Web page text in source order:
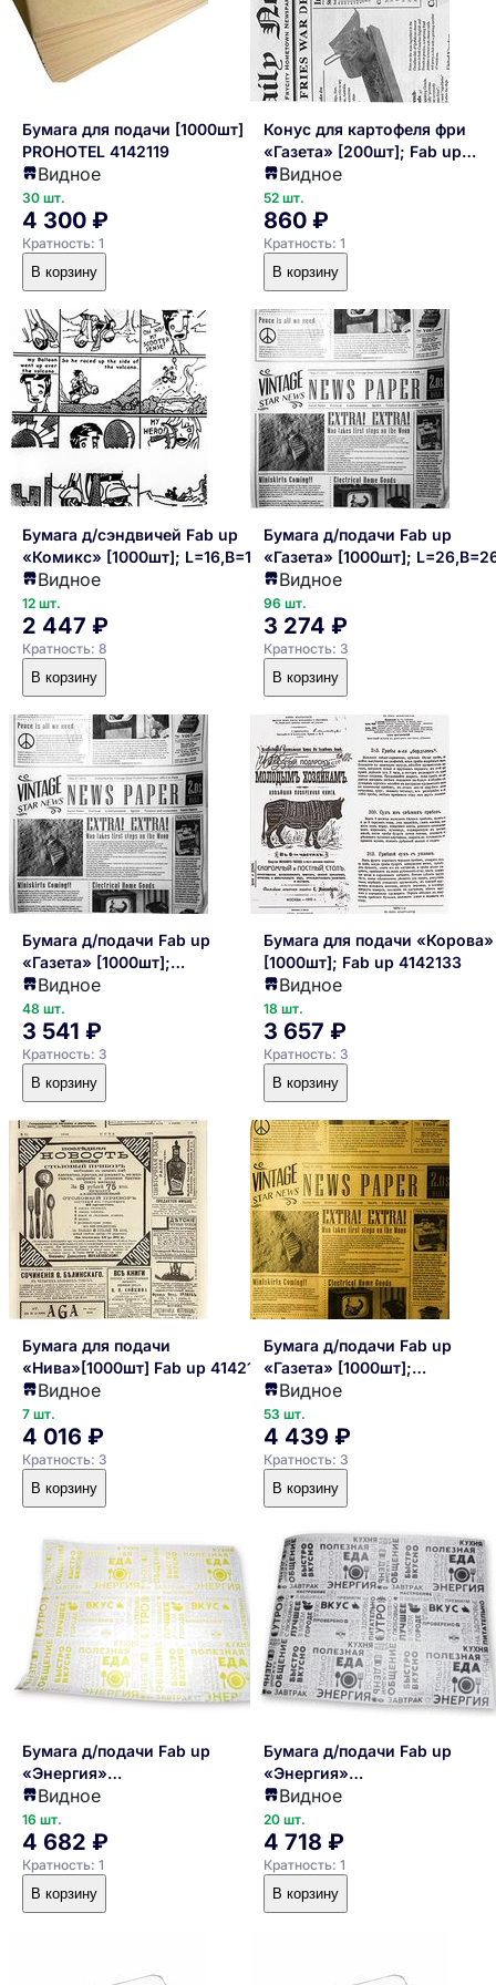
Бумага для подачи [1000шт]
PROHOTEL 4142119
Видное
30 шт.
4 300 ₽
Кратность: 1
В корзину
Конус для картофеля фри
«Газета» [200шт]; Fab up
4142137
Видное
52 шт.
860 ₽
Кратность: 1
В корзину
Бумага д/сэндвичей Fab up
«Комикс» [1000шт]; L=16,B=16см
Видное
12 шт.
2 447 ₽
Кратность: 8
В корзину
Бумага д/подачи Fab up
«Газета» [1000шт];
Видное
96 шт.
3 274 ₽
Кратность: 3
В корзину
Бумага д/подачи Fab up
«Газета» [1000шт];
L=30.5,B=30.5см белая
Видное
48 шт.
3 541 ₽
Кратность: 3
В корзину
Бумага для подачи «Корова»
[1000шт]; Fab up 4142133
Видное
18 шт.
3 657 ₽
Кратность: 3
В корзину
Бумага для подачи
«Нива»[1000шт] Fab up 4142134
Видное
7 шт.
4 016 ₽
Кратность: 3
В корзину
Бумага д/подачи Fab up
«Газета» [1000шт];
L=30.5,B=30.5см беж
Видное
53 шт.
4 439 ₽
Кратность: 3
В корзину
Бумага д/подачи Fab up
«Энергия»
[1000шт];L=40,B=30см;белый,са
латовый 4142128
Видное
16 шт.
4 682 ₽
Кратность: 1
В корзину
Бумага д/подачи Fab up
«Энергия»
рный 4142129
Видное
20 шт.
4 718 ₽
Кратность: 1
В корзину